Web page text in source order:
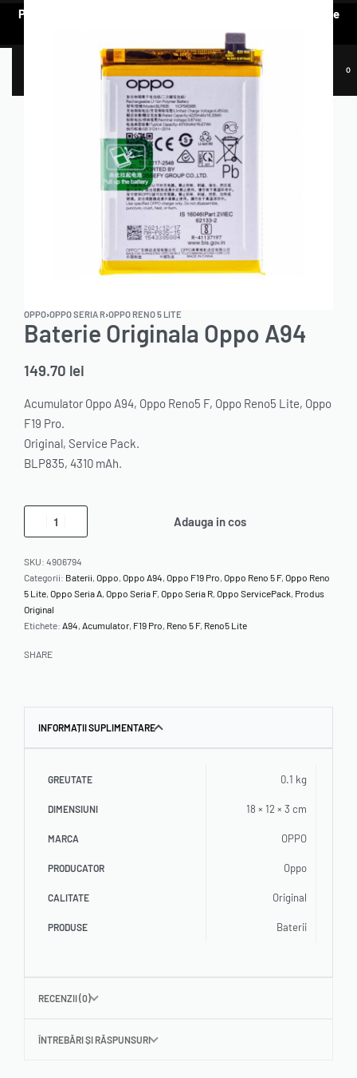
Pentru a vedea oferta de prețuri preferențiale, e nevoie să te
0
OPPO›OPPO SERIA R›OPPO RENO 5 LITE
Baterie Originala Oppo A94
149.70 lei
Acumulator Oppo A94, Oppo Reno5 F, Oppo Reno5 Lite, Oppo
F19 Pro.
Original, Service Pack.
BLP835, 4310 mAh.
Adauga in cos
SKU: 4906794
Categorii: Baterii, Oppo, Oppo A94, Oppo F19 Pro, Oppo Reno 5 F, Oppo Reno
5 Lite, Oppo Seria A, Oppo Seria F, Oppo Seria R, Oppo ServicePack, Produs
Original
Etichete: A94, Acumulator, F19 Pro, Reno 5 F, Reno5 Lite
SHARE
INFORMAȚII SUPLIMENTARE
GREUTATE 0.1 kg
DIMENSIUNI 18 × 12 × 3 cm
MARCA OPPO
PRODUCATOR Oppo
CALITATE Original
PRODUSE Baterii
RECENZII (0)
ÎNTREBĂRI ȘI RĂSPUNSURI